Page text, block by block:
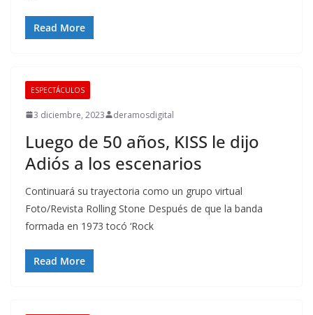
Read More
ESPECTÁCULOS
3 diciembre, 2023 deramosdigital
Luego de 50 años, KISS le dijo
Adiós a los escenarios
Continuará su trayectoria como un grupo virtual
Foto/Revista Rolling Stone Después de que la banda
formada en 1973 tocó ‘Rock
Read More